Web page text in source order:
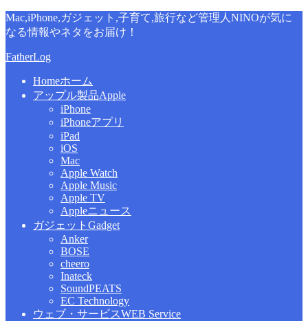
Mac,iPhone,ガジェット,子育て,旅行など管理人NINOが気に
なる情報やネタをお届け！
FatherLog
Homeホーム
アップル製品Apple
iPhone
iPhoneアプリ
iPad
iOS
Mac
Apple Watch
Apple Music
Apple TV
Appleニュース
ガジェット Gadget
Anker
BOSE
cheero
Inateck
SoundPEATS
EC Technology
ウェブ・サービスWEB Service